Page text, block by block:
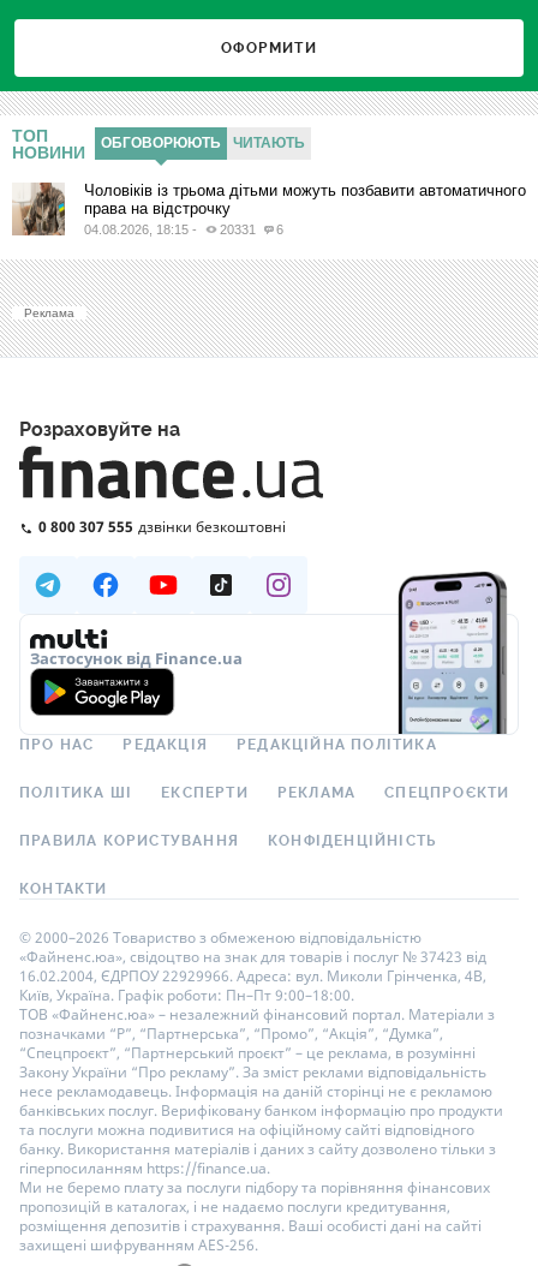
ОФОРМИТИ
ТОП
НОВИНИ
ОБГОВОРЮЮТЬ ЧИТАЮТЬ
Чоловіків із трьома дітьми можуть позбавити автоматичного
права на відстрочку
04.08.2026, 18:15 - 20331 6
Реклама
Розраховуйте на
0 800 307 555 дзвінки безкоштовні
Застосунок від Finance.ua
ПРО НАС РЕДАКЦІЯ РЕДАКЦІЙНА ПОЛІТИКА
ПОЛІТИКА ШІ ЕКСПЕРТИ РЕКЛАМА СПЕЦПРОЄКТИ
ПРАВИЛА КОРИСТУВАННЯ КОНФІДЕНЦІЙНІСТЬ
КОНТАКТИ
© 2000–2026 Товариство з обмеженою відповідальністю
«Файненс.юа», свідоцтво на знак для товарів і послуг № 37423 від
16.02.2004, ЄДРПОУ 22929966. Адреса: вул. Миколи Грінченка, 4В,
Київ, Україна. Графік роботи: Пн–Пт 9:00–18:00.
ТОВ «Файненс.юа» – незалежний фінансовий портал. Матеріали з
позначками “Р”, “Партнерська”, “Промо”, “Акція”, “Думка”,
“Спецпроєкт”, “Партнерський проєкт” – це реклама, в розумінні
Закону України “Про рекламу”. За зміст реклами відповідальність
несе рекламодавець. Інформація на даній сторінці не є рекламою
банківських послуг. Верифіковану банком інформацію про продукти
та послуги можна подивитися на офіційному сайті відповідного
банку. Використання матеріалів і даних з сайту дозволено тільки з
гіперпосиланням https://finance.ua.
Ми не беремо плату за послуги підбору та порівняння фінансових
пропозицій в каталогах, і не надаємо послуги кредитування,
розміщення депозитів і страхування. Ваші особисті дані на сайті
захищені шифруванням AES-256.